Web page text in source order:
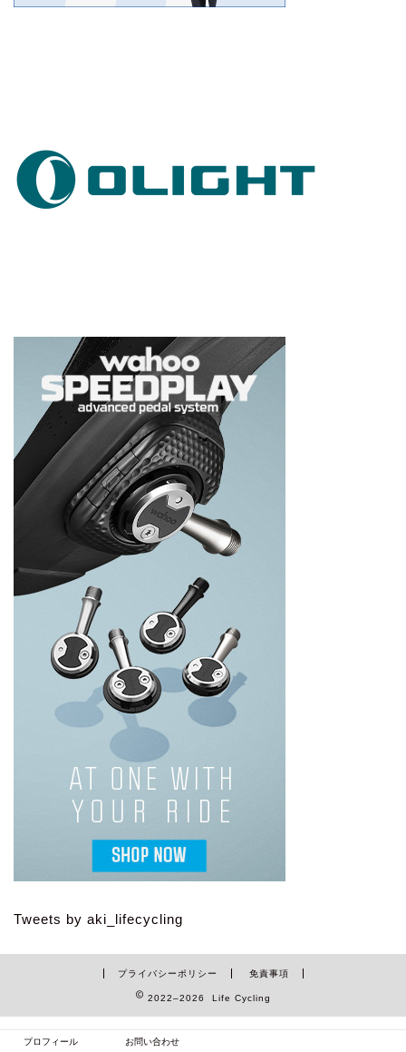
Tweets by aki_lifecycling
プライバシーポリシー 免責事項
2022–2026 Life Cycling
プロフィール お問い合わせ